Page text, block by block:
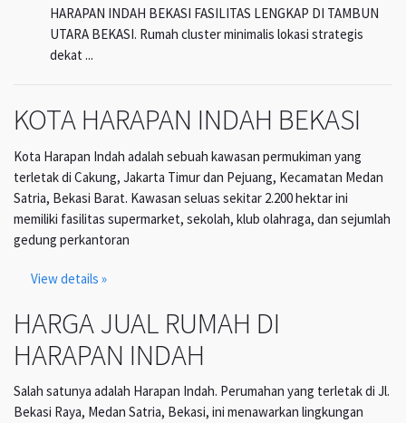
HARAPAN INDAH BEKASI FASILITAS LENGKAP DI TAMBUN
UTARA BEKASI. Rumah cluster minimalis lokasi strategis
dekat ...
KOTA HARAPAN INDAH BEKASI
Kota Harapan Indah adalah sebuah kawasan permukiman yang
terletak di Cakung, Jakarta Timur dan Pejuang, Kecamatan Medan
Satria, Bekasi Barat. Kawasan seluas sekitar 2.200 hektar ini
memiliki fasilitas supermarket, sekolah, klub olahraga, dan sejumlah
gedung perkantoran
View details »
HARGA JUAL RUMAH DI
HARAPAN INDAH
Salah satunya adalah Harapan Indah. Perumahan yang terletak di Jl.
Bekasi Raya, Medan Satria, Bekasi, ini menawarkan lingkungan